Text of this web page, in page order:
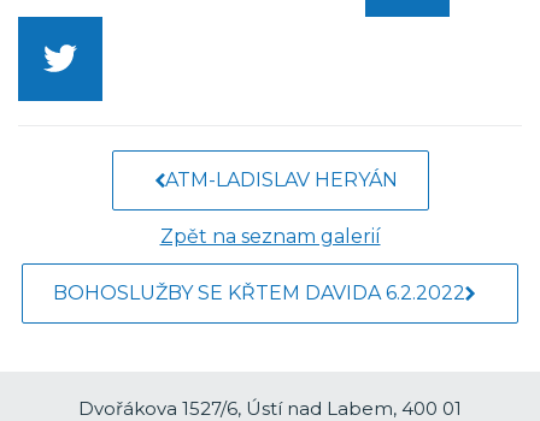
ATM-LADISLAV HERYÁN
Zpět na seznam galerií
BOHOSLUŽBY SE KŘTEM DAVIDA 6.2.2022
Dvořákova 1527/6, Ústí nad Labem, 400 01